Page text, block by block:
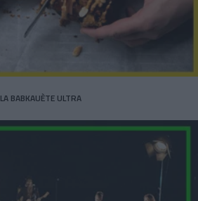
LA BABKAUÈTE ULTRA